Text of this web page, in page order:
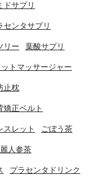
ドサプリ
センタサプリ
リー 葉酸サプリ
ットマッサージャー
止枕
矯正ベルト
スレット ごぼう茶
人参茶
プラセンタドリンク